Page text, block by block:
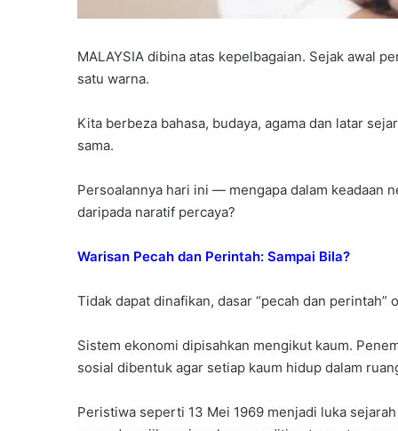
MALAYSIA dibina atas kepelbagaian. Sejak awal
satu warna.
Kita berbeza bahasa, budaya, agama dan latar
sama.
Persoalannya hari ini — mengapa dalam keadaan
daripada naratif percaya?
Warisan Pecah dan Perintah: Sampai Bila?
Tidak dapat dinafikan, dasar “pecah dan
Sistem ekonomi dipisahkan mengikut kaum.
sosial dibentuk agar setiap kaum hidup dalam
Peristiwa seperti 13 Mei 1969 menjadi luka